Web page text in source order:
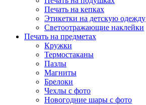
Печать на кепках
Этикетки на детскую одежду
Светоотражающие наклейки
Печать на предметах
Кружки
Термостаканы
Пазлы
Магниты
Брелоки
Чехлы с фото
Новогодние шары с фото